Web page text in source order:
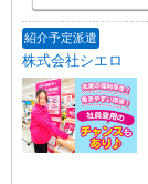
紹介予定派遣
株式会社シエロ